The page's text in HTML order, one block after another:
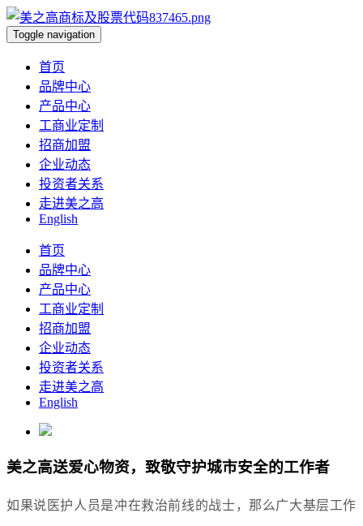
Toggle navigation
首页
品牌中心
产品中心
工商业定制
招商加盟
企业动态
投资者关系
走进美之高
English
首页
品牌中心
产品中心
工商业定制
招商加盟
企业动态
投资者关系
走进美之高
English
美之高送爱心物资，致敬守护城市安全的工作者
如果说医护人员是冲在救治前线的战士，那么广大基层工作